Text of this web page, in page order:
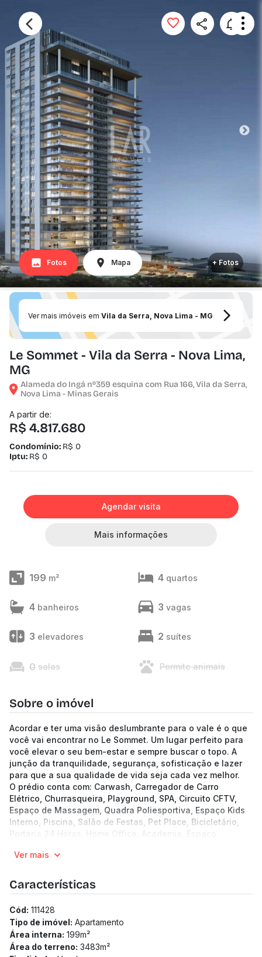
Fotos Mapa + Fotos
Ver mais imóveis em Vila da Serra, Nova Lima - MG
Le Sommet - Vila da Serra - Nova Lima,
MG
Alameda do Ingá nº359 esquina com Rua 166, Vila da Serra,
Nova Lima - Minas Gerais
A partir de:
R$ 4.817.680
Condomínio: R$ 0
Iptu: R$ 0
Agendar visita
Mais informações
199 m² 4 quartos
4 banheiros 3 vagas
3 elevadores 2 suítes
0 salas Permite animais
Sobre o imóvel
Acordar e ter uma visão deslumbrante para o vale é o que
você vai encontrar no Le Sommet. Um lugar perfeito para
você elevar o seu bem-estar e sempre buscar o topo. A
junção da tranquilidade, segurança, sofisticação e lazer
para que a sua qualidade de vida seja cada vez melhor.
O prédio conta com: Carwash, Carregador de Carro
Elétrico, Churrasqueira, Playground, SPA, Circuito CFTV,
Espaço de Massagem, Quadra Poliesportiva, Espaço Kids
Interno, Piscina, Salão de Festas, Pet Place, Bicicletário,
Portaria 24 Horas, Home Office, Academia, Espaço
28 andares | 2 unidades por andar
4 quartos
3 vagas
Taxa de enxoval: R$ 77.905
Medidor de água individualizado
Medidor de gás individualizado
Ver mais
Características
Cód: 111428
Tipo de imóvel: Apartamento
Área interna: 199m²
Área do terreno: 3483m²